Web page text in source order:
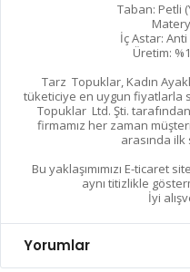
Taban: Petli
İç Astar:
Üretim:
Tarz Topuklar, Kadın
tüketiciye en uygun fiyatlarla
Topuklar Ltd. Şti.
firmamız her zaman
arasında ilk
Bu yaklaşımımızı E-ticaret
aynı titizlikle
İyi
Yorumlar